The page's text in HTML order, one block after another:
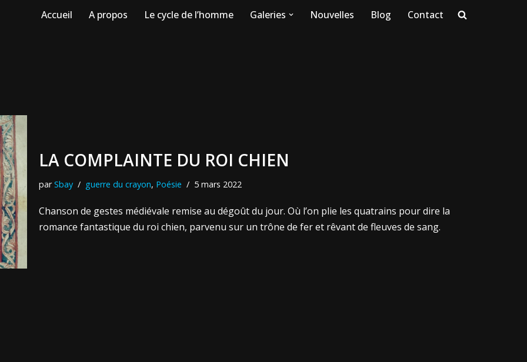
Accueil A propos Le cycle de l’homme Galeries Nouvelles Blog Contact
LA COMPLAINTE DU ROI CHIEN
parSbay guerre du crayon, Poésie 5 mars 2022
Chanson de gestes médiévale remise au dégoût du jour. Où l’on plie les quatrains pour dire la
romance fantastique du roi chien, parvenu sur un trône de fer et rêvant de fleuves de sang.